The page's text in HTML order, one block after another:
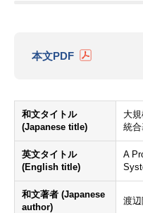
本文PDF
和文タイトル
(Japanese title)
大
統
英文タイトル
(English title)
A
和文著者 (Japanese
author)
渡